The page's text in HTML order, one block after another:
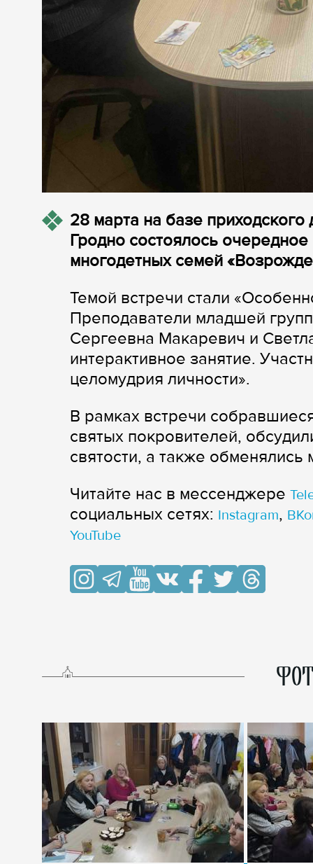
28 марта на базе
Гродно состоялось
многодетных семей
Темой встречи стали
Преподаватели младшей
Сергеевна Макаревич и
интерактивное занятие.
целомудрия личности».
В рамках встречи
святых покровителей,
святости, а также
Читайте нас в мессенджере
cоциальных сетях: Instagram,
YouTube